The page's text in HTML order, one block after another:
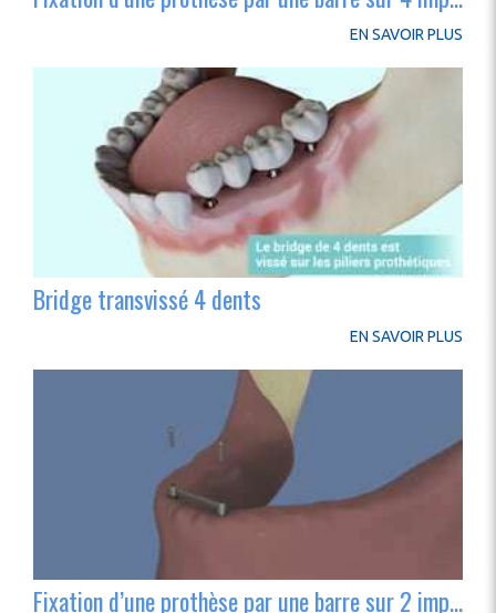
EN SAVOIR PLUS
Bridge transvissé 4 dents
EN SAVOIR PLUS
Fixation d’une prothèse par une barre sur 2 implants